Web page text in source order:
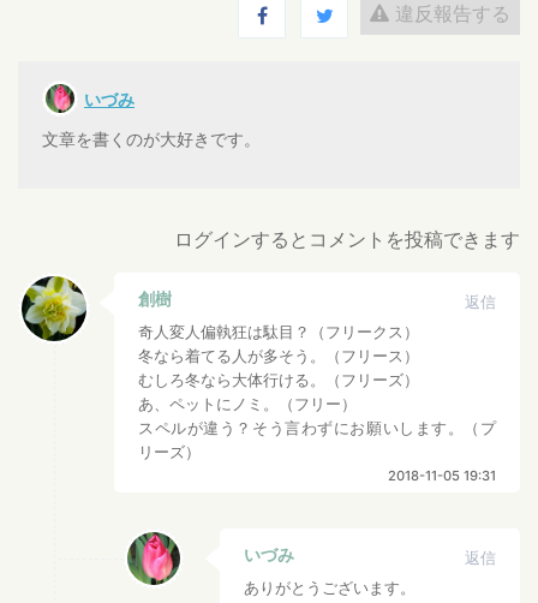
違反報告する
いづみ
文章を書くのが大好きです。
ログインするとコメントを投稿できます
創樹
返信
奇人変人偏執狂は駄目？（フリークス）
冬なら着てる人が多そう。（フリース）
むしろ冬なら大体行ける。（フリーズ）
あ、ペットにノミ。（フリー）
スペルが違う？そう言わずにお願いします。（プ
リーズ）
2018-11-05 19:31
いづみ
返信
ありがとうございます。